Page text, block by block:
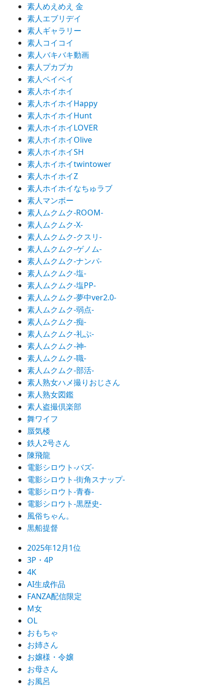
素人めえめえ 金
素人エブリデイ
素人ギャラリー
素人コイコイ
素人バキバキ動画
素人プカプカ
素人ペイペイ
素人ホイホイ
素人ホイホイHappy
素人ホイホイHunt
素人ホイホイLOVER
素人ホイホイOlive
素人ホイホイSH
素人ホイホイtwintower
素人ホイホイZ
素人ホイホイなちゅラブ
素人マンボー
素人ムクムク-ROOM-
素人ムクムク-X-
素人ムクムク-クスリ-
素人ムクムク-ゲノム-
素人ムクムク-ナンパ-
素人ムクムク-塩-
素人ムクムク-塩PP-
素人ムクムク-夢中ver2.0-
素人ムクムク-弱点-
素人ムクムク-痴-
素人ムクムク-礼ぷ-
素人ムクムク-神-
素人ムクムク-職-
素人ムクムク-部活-
素人熟女ハメ撮りおじさん
素人熟女図鑑
素人盗撮倶楽部
舞ワイフ
蜃気楼
鉄人2号さん
陳飛龍
電影シロウト-バズ-
電影シロウト-街角スナップ-
電影シロウト-青春-
電影シロウト-黒歴史-
風俗ちゃん。
黒船提督
2025年12月1位
3P・4P
4K
AI生成作品
FANZA配信限定
M女
OL
おもちゃ
お姉さん
お嬢様・令嬢
お母さん
お風呂